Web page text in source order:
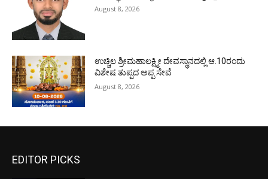
August 8, 2026
ಉಚ್ಚಿಲ ಶ್ರೀಮಹಾಲಕ್ಷ್ಮೀ ದೇವಸ್ಥಾನದಲ್ಲಿ ಆ.10ರಂದು
ವಿಶೇಷ ತುಪ್ಪದ ಅಪ್ಪ ಸೇವೆ
August 8, 2026
EDITOR PICKS